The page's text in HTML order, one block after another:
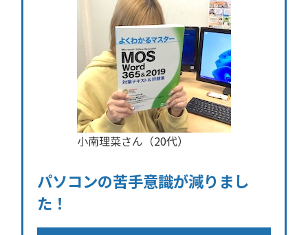
小南理菜さん（20代）
パソコンの苦手意識が減りまし
た！